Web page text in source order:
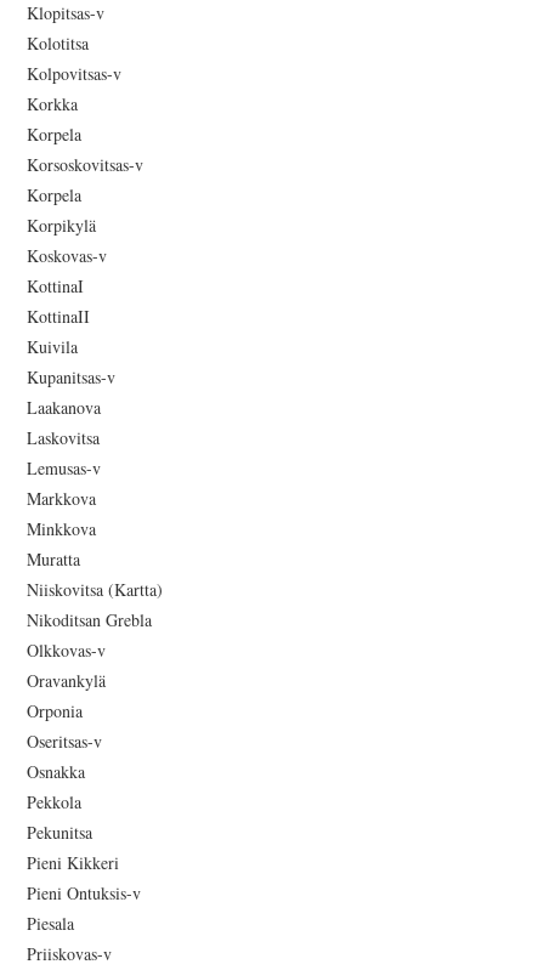
Klopitsas-v
Kolotitsa
Kolpovitsas-v
Korkka
Korpela
Korsoskovitsas-v
Korpela
Korpikylä
Koskovas-v
KottinaI
KottinaII
Kuivila
Kupanitsas-v
Laakanova
Laskovitsa
Lemusas-v
Markkova
Minkkova
Muratta
Niiskovitsa (Kartta)
Nikoditsan Grebla
Olkkovas-v
Oravankylä
Orponia
Oseritsas-v
Osnakka
Pekkola
Pekunitsa
Pieni Kikkeri
Pieni Ontuksis-v
Piesala
Priiskovas-v